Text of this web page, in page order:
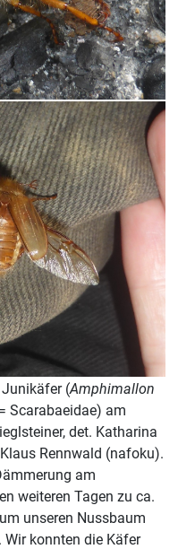
Junikäfer (Amphimallon
Scarabaeidae) am
det. Katharina
Rennwald (nafoku).
am
weiteren Tagen zu ca.
unseren Nussbaum
konnten die Käfer